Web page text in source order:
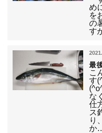
め
を
の
す
最
こ
す
な
仕
ス
り
か